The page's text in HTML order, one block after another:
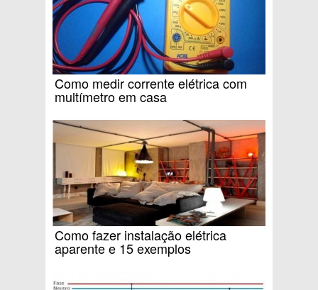
Como medir corrente elétrica com
multímetro em casa
Como fazer instalação elétrica
aparente e 15 exemplos